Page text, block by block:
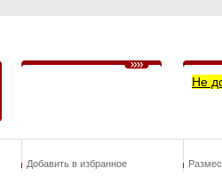
Не
Добавить в избранное